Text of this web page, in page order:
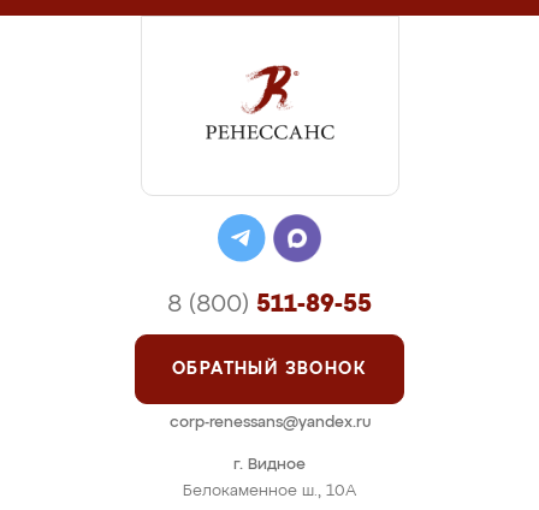
г. Видное
Белокаменное ш., 10А
8 (800) 511-89-55
ОБРАТНЫЙ ЗВОНОК
corp-renessans@yandex.ru